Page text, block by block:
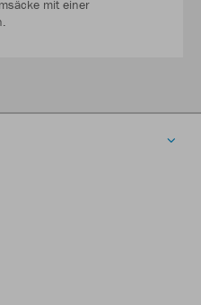
mit einer